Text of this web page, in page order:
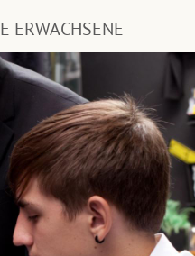
ERWACHSENE